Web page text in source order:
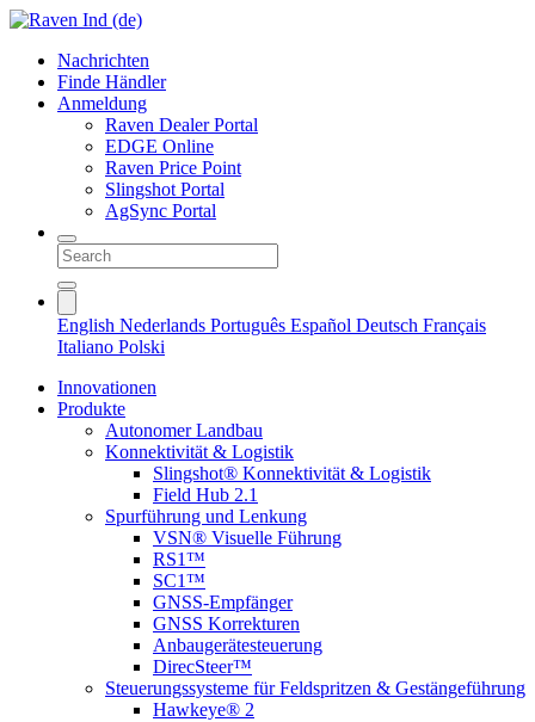
Nachrichten
Finde Händler
Anmeldung
Raven Dealer Portal
EDGE Online
Raven Price Point
Slingshot Portal
AgSync Portal
English Nederlands Português Español Deutsch Français
Italiano Polski
Innovationen
Produkte
Autonomer Landbau
Konnektivität & Logistik
Slingshot® Konnektivität & Logistik
Field Hub 2.1
Spurführung und Lenkung
VSN® Visuelle Führung
RS1™
SC1™
GNSS-Empfänger
GNSS Korrekturen
Anbaugerätesteuerung
DirecSteer™
Steuerungssysteme für Feldspritzen & Gestängeführung
Hawkeye® 2